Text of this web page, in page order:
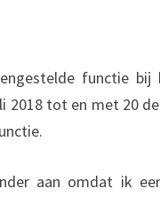
functie
2018 tot en met 20
aan omdat ik